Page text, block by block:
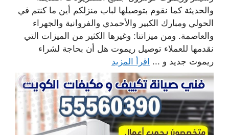
والحديثة كما نقوم بتوصيلها لباب منزلكم أين ما كنتم في
الحولي ومبارك الكبير والأحمدي والفروانية والجهراء
والعاصمة. ومن ميزاتنا: وغيرها الكثير من الميزات التي
نقدمها للعملاء توصيل ريموت هل أن بحاجة لشراء
ريموت جديد و ... اقرأ المزيد